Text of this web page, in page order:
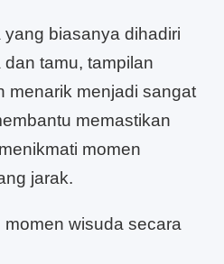
biasanya dihadiri
tamu, tampilan
menarik menjadi sangat
memastikan
momen
jarak.
momen wisuda secara